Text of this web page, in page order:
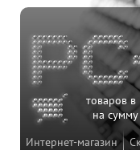
Интернет-магазин
товаров в
на